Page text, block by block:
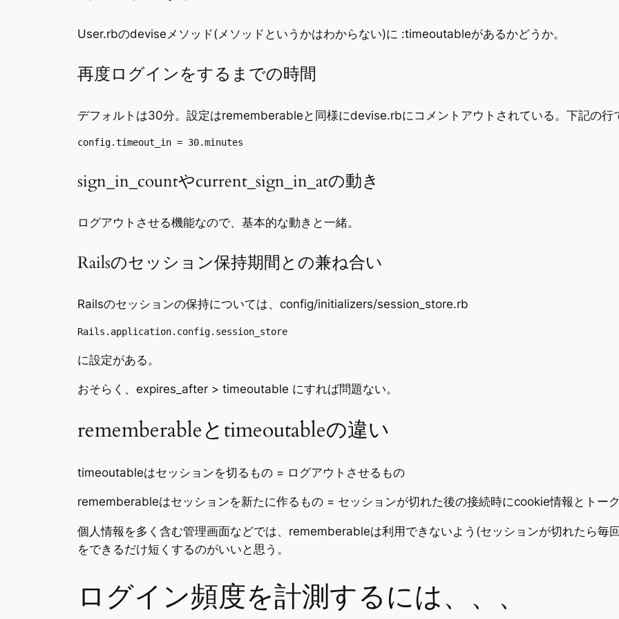
User.rbのdeviseメソッド(メソッドというかはわからない)に :timeoutableがあるかどうか。
再度ログインをするまでの時間
デフォルトは30分。設定はrememberableと同様にdevise.rbにコメントアウトされている。下記の行
config.timeout_in = 30.minutes
sign_in_countやcurrent_sign_in_atの動き
ログアウトさせる機能なので、基本的な動きと一緒。
Railsのセッション保持期間との兼ね合い
Railsのセッションの保持については、config/initializers/session_store.rb
Rails.application.config.session_store
に設定がある。
おそらく、expires_after > timeoutable にすれば問題ない。
rememberableとtimeoutableの違い
timeoutableはセッションを切るもの = ログアウトさせるもの
rememberableはセッションを新たに作るもの = セッションが切れた後の接続時にcookie情報とトー
個人情報を多く含む管理画面などでは、rememberableは利用できないよう(セッションが切れたら毎
をできるだけ短くするのがいいと思う。
ログイン頻度を計測するには、、、